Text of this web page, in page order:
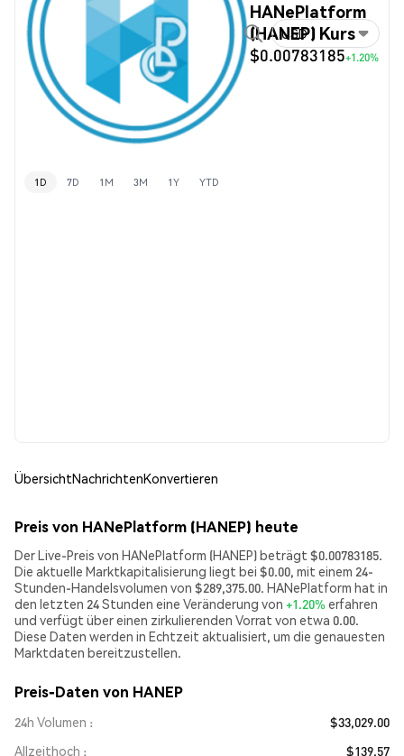
HANePlatform
(HANEP) Kurs
$0.00783185+1.20%
USD
1D 7D 1M 3M 1Y YTD
ÜbersichtNachrichtenKonvertieren
Preis von HANePlatform (HANEP) heute
Der Live-Preis von HANePlatform (HANEP) beträgt $0.00783185.
Die aktuelle Marktkapitalisierung liegt bei $0.00, mit einem 24-
Stunden-Handelsvolumen von $289,375.00. HANePlatform hat in
den letzten 24 Stunden eine Veränderung von +1.20% erfahren
und verfügt über einen zirkulierenden Vorrat von etwa 0.00.
Diese Daten werden in Echtzeit aktualisiert, um die genauesten
Marktdaten bereitzustellen.
Preis-Daten von HANEP
24h Volumen
$33,029.00
Allzeithoch
$139.57